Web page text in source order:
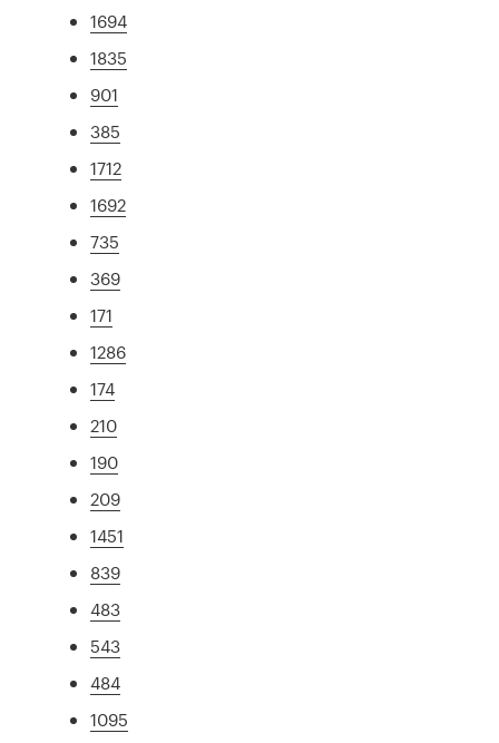
1694
1835
901
385
1712
1692
735
369
171
1286
174
210
190
209
1451
839
483
543
484
1095